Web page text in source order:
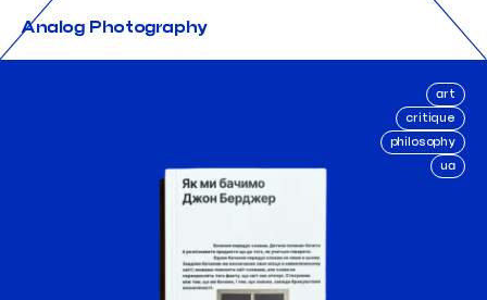
Analog Photography
art
critique
philosophy
ua